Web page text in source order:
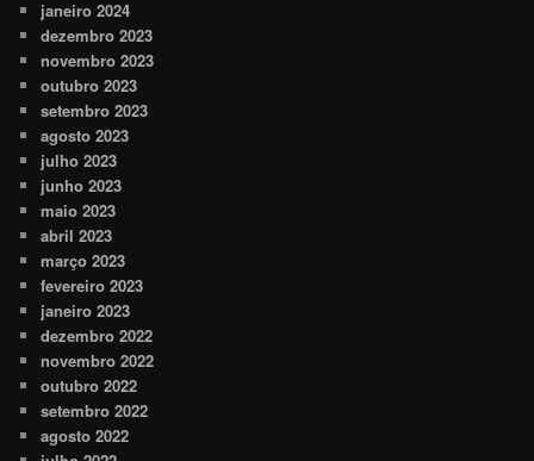
janeiro 2024
dezembro 2023
novembro 2023
outubro 2023
setembro 2023
agosto 2023
julho 2023
junho 2023
maio 2023
abril 2023
março 2023
fevereiro 2023
janeiro 2023
dezembro 2022
novembro 2022
outubro 2022
setembro 2022
agosto 2022